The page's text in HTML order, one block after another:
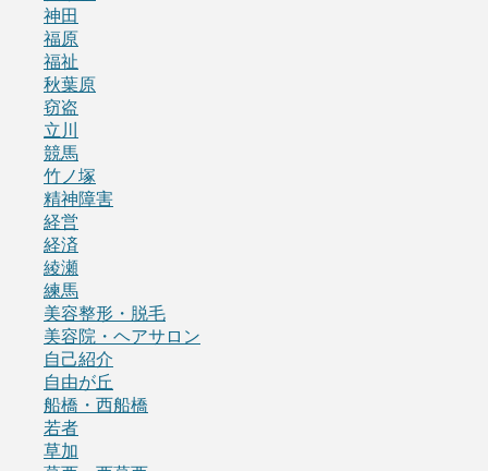
神田
福原
福祉
秋葉原
窃盗
立川
競馬
竹ノ塚
精神障害
経営
経済
綾瀬
練馬
美容整形・脱毛
美容院・ヘアサロン
自己紹介
自由が丘
船橋・西船橋
若者
草加